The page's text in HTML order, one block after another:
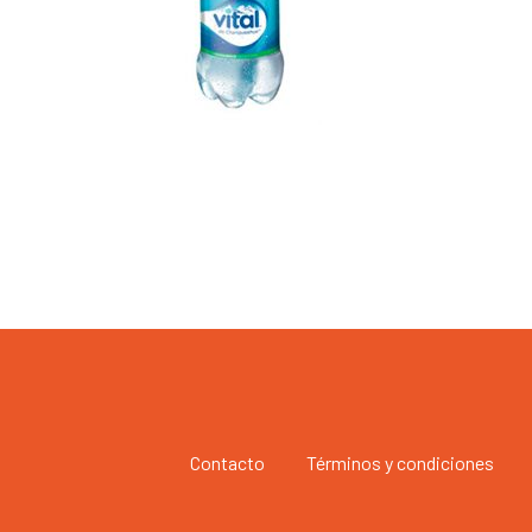
Contacto Términos y condiciones